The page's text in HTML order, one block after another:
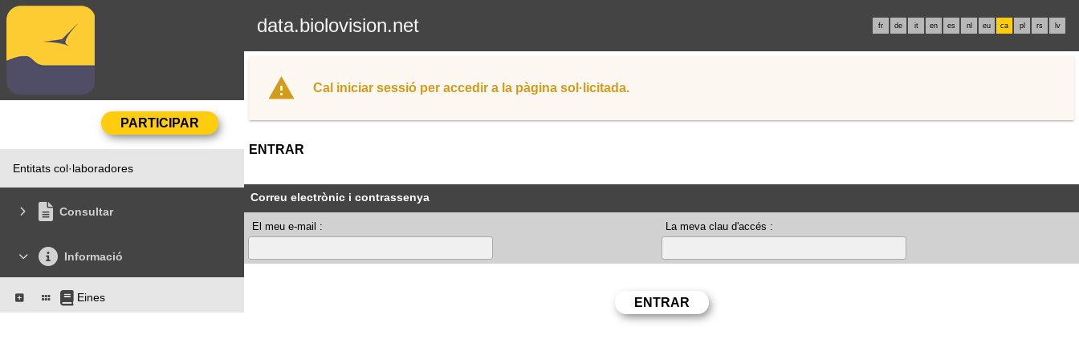
data.biolovision.net fr de it en es nl eu ca pl rs lv
Entitats col·laboradores
Consultar
Informació
Eines
Cal iniciar sessió per accedir a la pàgina sol·licitada.
ENTRAR
Correu electrònic i contrassenya
El meu e-mail : La meva clau d'accés :